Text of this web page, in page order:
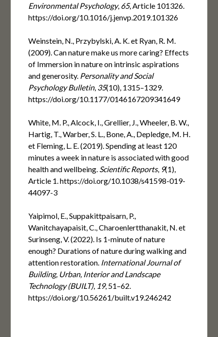
Environmental Psychology, 65, Article 101326.
https://doi.org/10.1016/j.jenvp.2019.101326
Weinstein, N., Przybylski, A. K. et Ryan, R. M.
(2009). Can nature make us more caring? Effects
of Immersion in nature on intrinsic aspirations
and generosity. Personality and Social
Psychology Bulletin, 35(10), 1315–1329.
https://doi.org/10.1177/0146167209341649
White, M. P., Alcock, I., Grellier, J., Wheeler, B. W.,
Hartig, T., Warber, S. L., Bone, A., Depledge, M. H.
et Fleming, L. E. (2019). Spending at least 120
minutes a week in nature is associated with good
health and wellbeing. Scientific Reports, 9(1),
Article 1. https://doi.org/10.1038/s41598-019-
44097-3
Yaipimol, E., Suppakittpaisarn, P.,
Wanitchayapaisit, C., Charoenlertthanakit, N. et
Surinseng, V. (2022). Is 1-minute of nature
enough? Durations of nature during walking and
attention restoration. International Journal of
Building, Urban, Interior and Landscape
Technology (BUILT), 19, 51–62.
https://doi.org/10.56261/built.v19.246242